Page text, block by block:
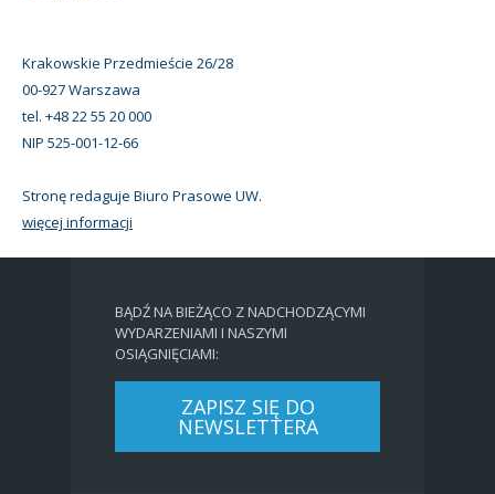
Krakowskie Przedmieście 26/28
00-927 Warszawa
tel. +48 22 55 20 000
NIP 525-001-12-66
Stronę redaguje Biuro Prasowe UW.
więcej informacji
BĄDŹ NA BIEŻĄCO Z NADCHODZĄCYMI
WYDARZENIAMI I NASZYMI
OSIĄGNIĘCIAMI:
ZAPISZ SIĘ DO
NEWSLETTERA